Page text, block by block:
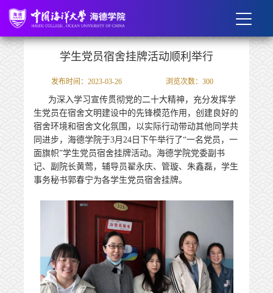
学生党员宿舍挂牌活动顺利举行
发布时间：2023-03-26 浏览次数： 300
为深入学习宣传贯彻党的二十大精神，充分发挥学
生党员在宿舍文明建设中的先锋模范作用，创建良好的
宿舍环境和宿舍文化氛围，以实际行动带动其他同学共
同进步，海德学院于3月 24 日下午举行了“一名党员，一
面旗帜”学生党员宿舍挂牌活动。海德学院党委副书
记、副院长黄莺，辅导员翟永庆、管璇、朱鑫磊，学生
事务秘书郭春宁为各学生党员宿舍挂牌。